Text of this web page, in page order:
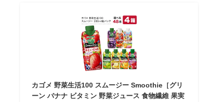
カゴメ 野菜生活100 スムージー Smoothie［グリ
ーン バナナ ビタミン 野菜ジュース 食物繊維 果実